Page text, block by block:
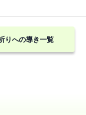
りへの導き一覧